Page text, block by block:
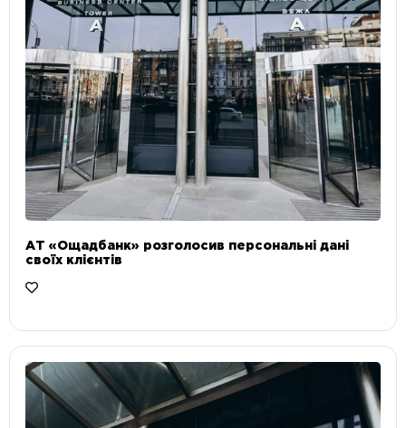
АТ «Ощадбанк» розголосив персональні дані
своїх клієнтів